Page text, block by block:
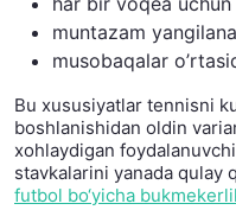
muntazam
musobaqalar
Bu xususiyatlar tennisni
boshlanishidan oldin
xohlaydigan
stavkalarini yanada qulay
futbol bo‘yicha